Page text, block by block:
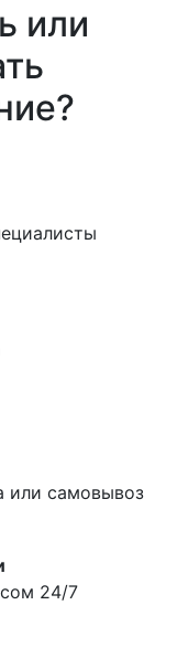
или
или самовывоз
24/7